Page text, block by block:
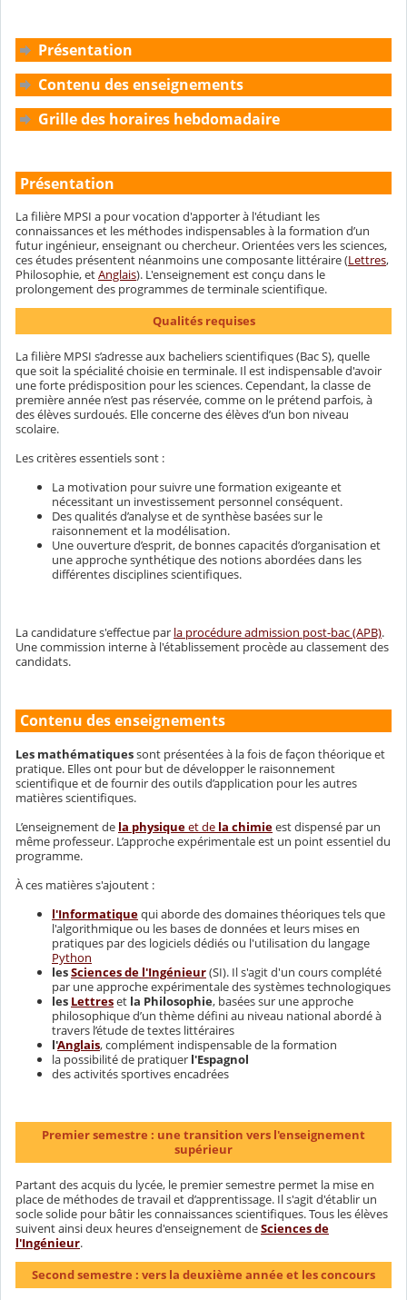
Présentation
Contenu des enseignements
Grille des horaires hebdomadaire
Présentation
La filière MPSI a pour vocation d'apporter à l'étudiant les
connaissances et les méthodes indispensables à la formation d’un
futur ingénieur, enseignant ou chercheur. Orientées vers les sciences,
ces études présentent néanmoins une composante littéraire (Lettres,
Philosophie, etAnglais). L'enseignement est conçu dans le
prolongement des programmes de terminale scientifique.
Qualités requises
La filière MPSI s’adresse aux bacheliers scientifiques (Bac S), quelle
que soit la spécialité choisie en terminale. Il est indispensable d'avoir
une forte prédisposition pour les sciences. Cependant, la classe de
première année n’est pas réservée, comme on le prétend parfois, à
des élèves surdoués. Elle concerne des élèves d’un bon niveau
scolaire.
Les critères essentiels sont :
La motivation pour suivre une formation exigeante et
nécessitant un investissement personnel conséquent.
Des qualités d’analyse et de synthèse basées sur le
raisonnement et la modélisation.
Une ouverture d’esprit, de bonnes capacités d’organisation et
une approche synthétique des notions abordées dans les
différentes disciplines scientifiques.
La candidature s'effectue par la procédure admission post-bac (APB).
Une commission interne à l'établissement procède au classement des
candidats.
Contenu des enseignements
Les mathématiquessont présentées à la fois de façon théorique et
pratique. Elles ont pour but de développer le raisonnement
scientifique et de fournir des outils d’application pour les autres
matières scientifiques.
L’enseignement de la physiqueet de la chimieest dispensé par un
même professeur. L’approche expérimentale est un point essentiel du
programme.
À ces matières s'ajoutent :
l'Informatiquequi aborde des domaines théoriques tels que
l'algorithmique ou les bases de données et leurs mises en
pratiques par des logiciels dédiés ou l'utilisation du langage
Python
lesSciences de l'Ingénieur(SI). Il s'agit d'un cours complété
par une approche expérimentale des systèmes technologiques
les Lettreset la Philosophie, basées sur une approche
philosophique d’un thème défini au niveau national abordé à
travers l’étude de textes littéraires
l'Anglais, complément indispensable de la formation
la possibilité de pratiquer l'Espagnol
des activités sportives encadrées
Premier semestre : une transition vers l'enseignement
supérieur
Partant des acquis du lycée, le premier semestre permet la mise en
place de méthodes de travail et d’apprentissage. Il s'agit d'établir un
socle solide pour bâtir les connaissances scientifiques. Tous les élèves
suivent ainsi deux heures d'enseignement deSciences de
l'Ingénieur.
Second semestre : vers la deuxième année et les concours